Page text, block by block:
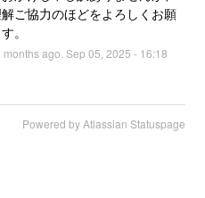
ご協力のほどをよろしくお願
。
months ago. Sep 05 2025 - 16:18
Powered by Atlassian Statuspage